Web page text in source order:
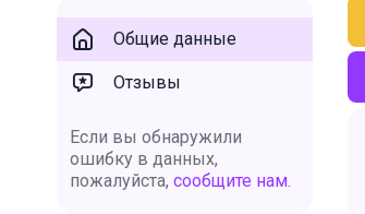
Общие данные
Отзывы
Если вы обнаружили
ошибку в данных,
пожалуйста, сообщите нам.